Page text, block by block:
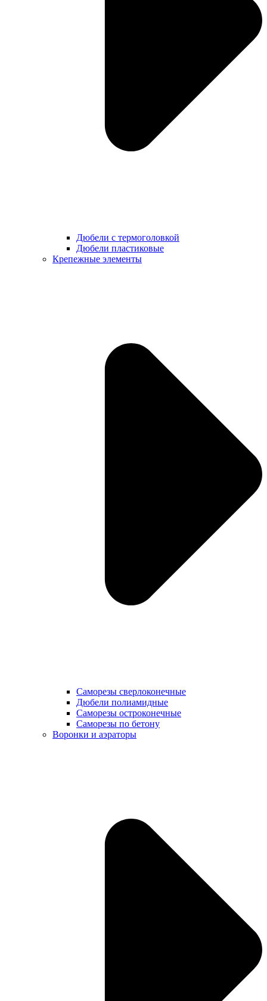
Дюбели с термоголовкой
Дюбели пластиковые
Крепежные элементы
Саморезы сверлоконечные
Дюбели полиамидные
Саморезы остроконечные
Саморезы по бетону
Воронки и аэраторы